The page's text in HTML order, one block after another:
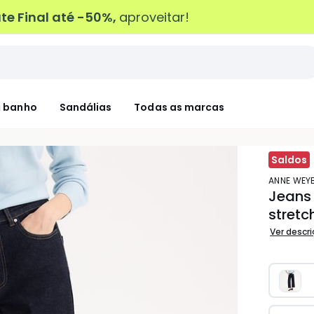
Final até -50%, aproveitar!
banho Sandálias Todas as marcas
Saldos
ANNE
Ver